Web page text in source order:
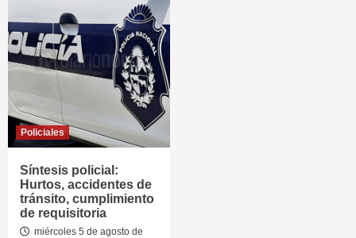
Policiales
Síntesis policial:
Hurtos, accidentes de
tránsito, cumplimiento
de requisitoria
miércoles 5 de agosto de